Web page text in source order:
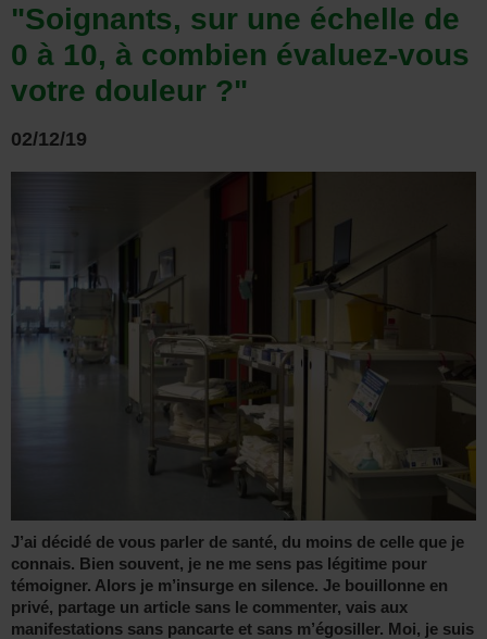
"Soignants, sur une échelle de
0 à 10, à combien évaluez-vous
votre douleur ?"
02/12/19
J’ai décidé de vous parler de santé, du moins de celle que je
connais. Bien souvent, je ne me sens pas légitime pour
témoigner. Alors je m’insurge en silence. Je bouillonne en
privé, partage un article sans le commenter, vais aux
manifestations sans pancarte et sans m’égosiller. Moi, je suis